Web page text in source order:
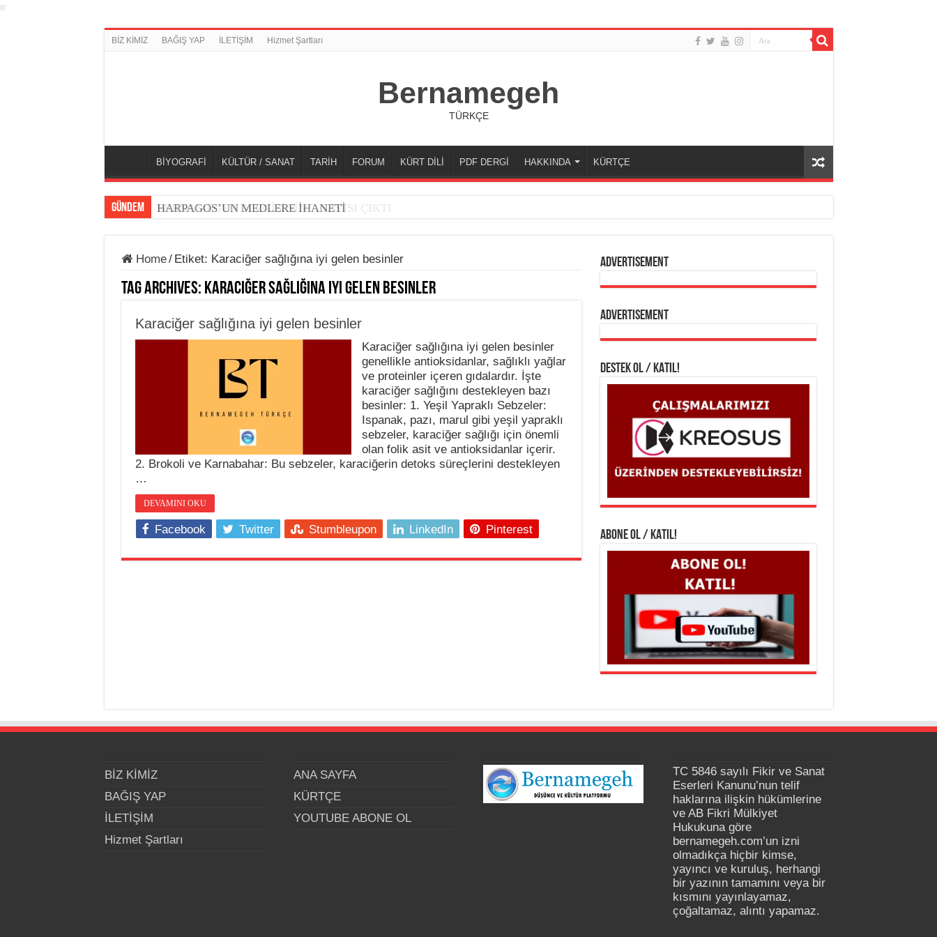
BİZ KİMİZ BAĞIŞ YAP İLETİŞİM Hizmet Şartları
Bernamegeh
TÜRKÇE
BİYOGRAFİ KÜLTÜR / SANAT TARİH FORUM KÜRT DİLİ PDF DERGİ HAKKINDA KÜRTÇE
GÜNDEM BERNAMEGEH DERGİSİNİN 7. SAYISI ÇIKTI
HARPAGOS’UN MEDLERE İHANETİ
Home/ Etiket: Karaciğer sağlığına iyi gelen besinler
Tag Archives: Karaciğer sağlığına iyi gelen besinler
Karaciğer sağlığına iyi gelen besinler
Karaciğer sağlığına iyi gelen besinler
genellikle antioksidanlar, sağlıklı yağlar
ve proteinler içeren gıdalardır. İşte
karaciğer sağlığını destekleyen bazı
besinler: 1. Yeşil Yapraklı Sebzeler:
Ispanak, pazı, marul gibi yeşil yapraklı
sebzeler, karaciğer sağlığı için önemli
olan folik asit ve antioksidanlar içerir.
2. Brokoli ve Karnabahar: Bu sebzeler, karaciğerin detoks süreçlerini destekleyen
…
DEVAMINI OKU
Facebook Twitter Stumbleupon LinkedIn Pinterest
Advertisement
Advertisement
DESTEK OL / KATIL!
ABONE OL / KATIL!
BİZ KİMİZ
BAĞIŞ YAP
İLETİŞİM
Hizmet Şartları
ANA SAYFA
KÜRTÇE
YOUTUBE ABONE OL
TC 5846 sayılı Fikir ve Sanat
Eserleri Kanunu’nun telif
haklarına ilişkin hükümlerine
ve AB Fikri Mülkiyet
Hukukuna göre
bernamegeh.com’un izni
olmadıkça hiçbir kimse,
yayıncı ve kuruluş, herhangi
bir yazının tamamını veya bir
kısmını yayınlayamaz,
çoğaltamaz, alıntı yapamaz.